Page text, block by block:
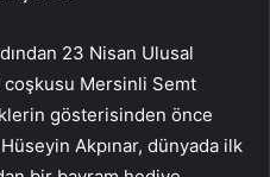
23 Nisan Ulusal
coşkusu Mersinli Semt
gösterisinden önce
Akpınar, dünyada ilk